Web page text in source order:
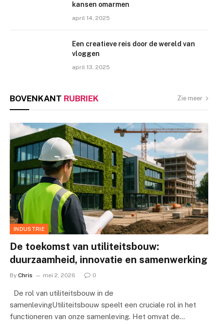
kansen omarmen
april 14, 2025
Een creatieve reis door de wereld van
vloggen
april 13, 2025
BOVENKANT RUBRIEK Zie meer
INDUSTRIE
De toekomst van utiliteitsbouw:
duurzaamheid, innovatie en samenwerking
By Chris mei 2, 2026 0
De rol van utiliteitsbouw in de
samenlevingUtiliteitsbouw speelt een cruciale rol in het
functioneren van onze samenleving. Het omvat de…